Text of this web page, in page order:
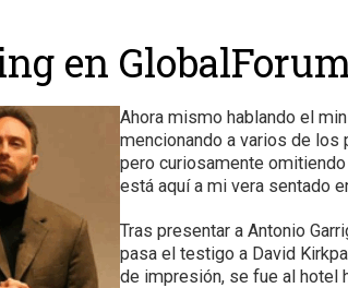
en
Ahora mismo hablando el
mencionando a varios de
pero curiosamente
está aquí a mi vera sentado
Tras presentar a Antonio
pasa el testigo a David
de impresión, se fue al hotel